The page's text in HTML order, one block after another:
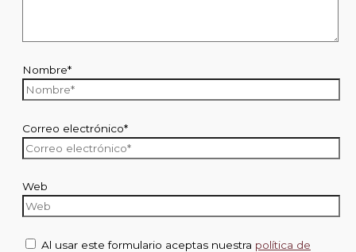
Nombre*
Correo electrónico*
Web
Al usar este formulario aceptas nuestra política de